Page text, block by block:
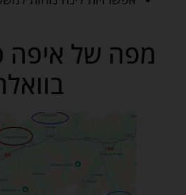
מפה של איפה